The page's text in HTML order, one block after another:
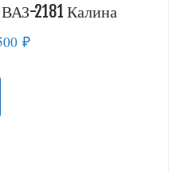
2181 Калина
₽